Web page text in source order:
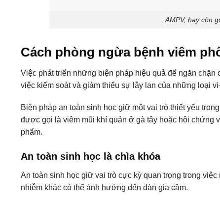
AMPV, hay còn
Cách phòng ngừa bệnh viêm
Việc phát triển những biện pháp hiệu quả để ngăn
việc kiểm soát và giảm thiểu sự lây lan của những loại
Biện pháp an toàn sinh học giữ một vai trò thiết yếu
được gọi là viêm mũi khí quản ở gà tây hoặc hội chứng
phẩm.
An toàn sinh học là chìa khóa
An toàn sinh học giữ vai trò cực kỳ quan trọng trong
nhiễm khác có thể ảnh hưởng đến đàn gia cầm.